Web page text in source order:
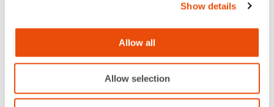
Show details
Allow all
Allow selection
Palmia luottaa Kiillon tuotteisiin